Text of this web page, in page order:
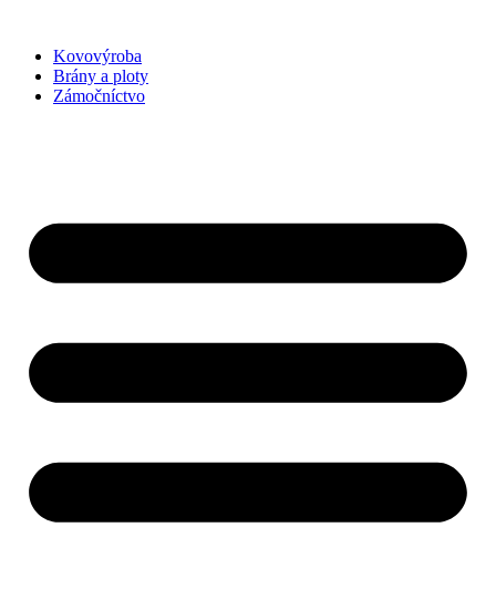
obsah
Kovovýroba
Brány a ploty
Zámočníctvo